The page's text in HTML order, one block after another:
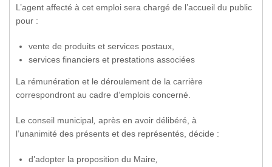
L’agent affecté à cet emploi sera chargé de l’accueil du public
pour :
vente de produits et services postaux,
services financiers et prestations associées
La rémunération et le déroulement de la carrière
correspondront au cadre d’emplois concerné.
Le conseil municipal après en avoir délibéré, à
l’unanimité des présents et des représentés, décide :
d’adopter la proposition du Maire